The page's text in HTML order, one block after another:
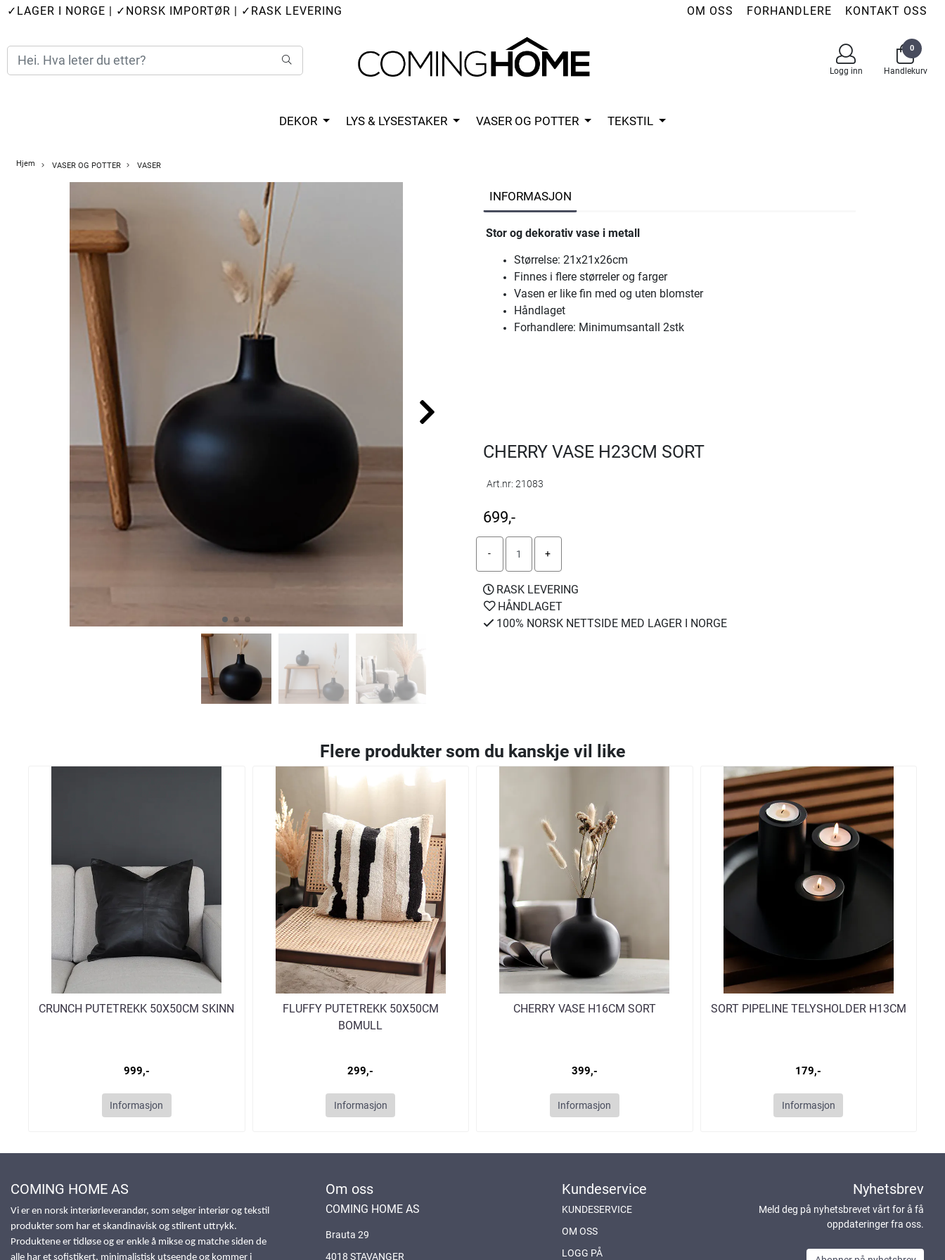
✓LAGER I NORGE | ✓NORSK IMPORTØR | ✓RASK LEVERING OM OSS FORHANDLERE KONTAKT OSS
Logg inn
0
Handlekurv
DEKOR LYS & LYSESTAKER VASER OG POTTER TEKSTIL
Hjem VASER OG POTTER VASER
INFORMASJON
Stor og dekorativ vase i metall
Størrelse: 21x21x26cm
Finnes i flere størreler og farger
Vasen er like fin med og uten blomster
Håndlaget
Forhandlere: Minimumsantall 2stk
CHERRY VASE H23CM SORT
Art.nr: 21083
699,-
RASK LEVERING
HÅNDLAGET
100% NORSK NETTSIDE MED LAGER I NORGE
Flere produkter som du kanskje vil like
CRUNCH PUTETREKK 50X50CM SKINN
999,-
Informasjon
FLUFFY PUTETREKK 50X50CM
BOMULL
299,-
Informasjon
CHERRY VASE H16CM SORT
399,-
Informasjon
SORT PIPELINE TELYSHOLDER H13CM
179,-
Informasjon
COMING HOME AS
Vi er en norsk interiørleverandør, som selger interiør og tekstil
produkter som har et skandinavisk og stilrent uttrykk.
Produktene er tidløse og er enkle å mikse og matche siden de
alle har et sofistikert, minimalistisk utseende og kommer i
Om oss
COMING HOME AS
Brauta 29
4018 STAVANGER
Kundeservice
KUNDESERVICE
OM OSS
LOGG PÅ
Nyhetsbrev
Meld deg på nyhetsbrevet vårt for å få
oppdateringer fra oss.